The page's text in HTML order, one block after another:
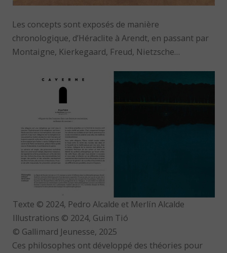
Les concepts sont exposés de manière
chronologique, d’Héraclite à Arendt, en passant par
Montaigne, Kierkegaard, Freud, Nietzsche…
Texte © 2024, Pedro Alcalde et Merlín Alcalde
Illustrations © 2024, Guim Tió
© Gallimard Jeunesse, 2025
Ces philosophes ont développé des théories pour